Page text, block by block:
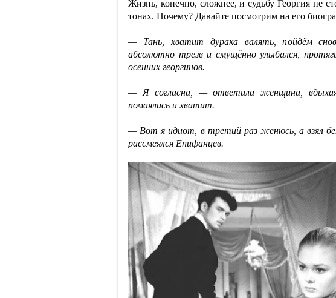
Жизнь, конечно, сложнее, и судьбу Георгия не
тонах. Почему? Давайте посмотрим на его
— Тань, хватит дурака валять, пойдём
абсолютно трезв и смущённо улыбался,
осенних георгинов.
— Я согласна, — ответила женщина,
помаялись и хватит.
— Вот я идиот, в третий раз женюсь, а взял
рассмеялся Епифанцев.